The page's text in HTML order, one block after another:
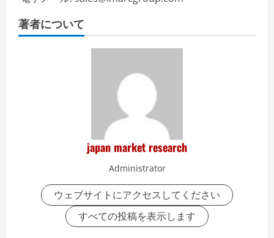
著者について
japan market research
Administrator
ウェブサイトにアクセスしてください
すべての投稿を表示します